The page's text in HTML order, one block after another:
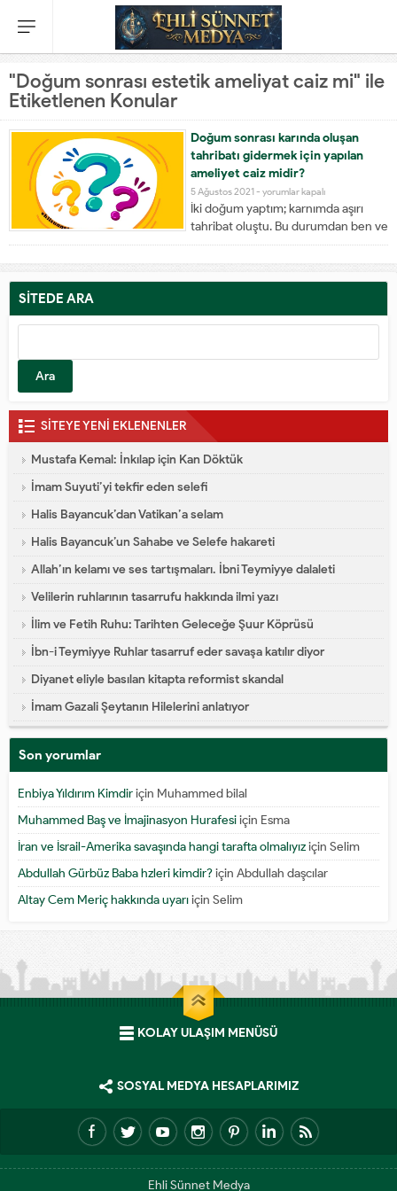
"Doğum sonrası estetik ameliyat caiz mi" ile
Etiketlenen Konular
Doğum sonrası karında oluşan
tahribatı gidermek için yapılan
ameliyet caiz midir?
5 Ağustos 2021 - yorumlar kapalı
İki doğum yaptım; karnımda aşırı
tahribat oluştu. Bu durumdan ben ve
eşim psikolojik olarak rahatsız
oluyoruz. Bu durumda estetik
ameliyat olmam caiz midir?
ötürü vücudunuzda sizi ve eşinizi
SİTEDE ARA
SİTEYE YENİ EKLENENLER
Mustafa Kemal: İnkılap için Kan Döktük
İmam Suyuti’yi tekfir eden selefi
Halis Bayancuk’dan Vatikan’a selam
Halis Bayancuk’un Sahabe ve Selefe hakareti
Allah’ın kelamı ve ses tartışmaları. İbni Teymiyye dalaleti
Velilerin ruhlarının tasarrufu hakkında ilmi yazı
İlim ve Fetih Ruhu: Tarihten Geleceğe Şuur Köprüsü
İbn-i Teymiyye Ruhlar tasarruf eder savaşa katılır diyor
Diyanet eliyle basılan kitapta reformist skandal
İmam Gazali Şeytanın Hilelerini anlatıyor
Son yorumlar
Enbiya Yıldırım Kimdiriçin Muhammed bilal
Muhammed Baş ve İmajinasyon Hurafesiiçin Esma
İran ve İsrail-Amerika savaşında hangi tarafta olmalıyıziçin Selim
Abdullah Gürbüz Baba hzleri kimdir?için Abdullah daşcılar
Altay Cem Meriç hakkında uyarıiçin Selim
KOLAY ULAŞIM MENÜSÜ
SOSYAL MEDYA HESAPLARIMIZ
Ehli Sünnet Medya